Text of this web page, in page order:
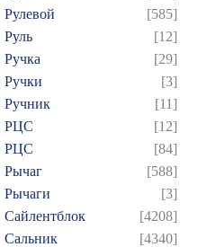
Рулевой
[585]
Руль
[12]
Ручка
[29]
Ручки
[3]
Ручник
[11]
РЦC
[12]
РЦС
[84]
Рычаг
[588]
Рычаги
[3]
Сайлентблок
[4208]
Сальник
[4340]